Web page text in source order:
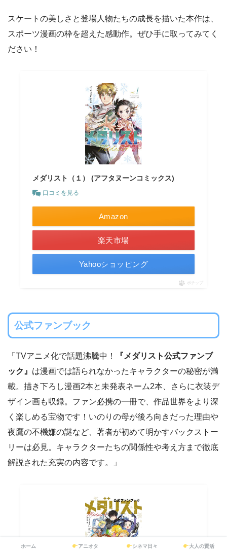
スケートの美しさと登場人物たちの成長を描いた本作は、
スポーツ漫画の枠を超えた感動作。ぜひ手に取ってみてく
ださい！
メダリスト（１） (アフタヌーンコミックス)
口コミを見る
Amazon
楽天市場
Yahooショッピング
ポチップ
公式ファンブック
「TVアニメ化で話題沸騰中！
『メダリスト公式ファンブ
ック』 は漫画では語られなかったキャラクターの秘密が満
載。描き下ろし漫画2本と未発表ネーム2本、さらに衣装デ
ザイン画も収録。ファン必携の一冊で、作品世界をより深
く楽しめる宝物です！いのりの母が後ろ向きだった理由や
夜鷹の不機嫌の謎など、著者が初めて明かすバックストー
リーは必見。キャラクターたちの関係性や考え方まで徹底
解説された充実の内容です。」
ホーム アニオタ シネマ日々 大人の賢活